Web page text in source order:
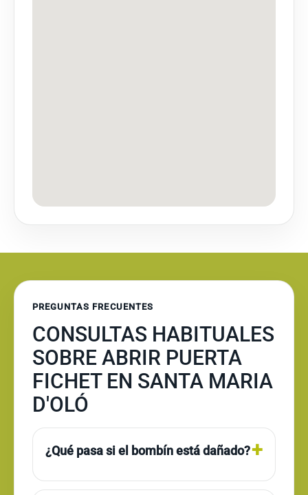
PREGUNTAS FRECUENTES
CONSULTAS HABITUALES
SOBRE ABRIR PUERTA
FICHET EN SANTA MARIA
D'OLÓ
¿Qué pasa si el bombín está dañado?